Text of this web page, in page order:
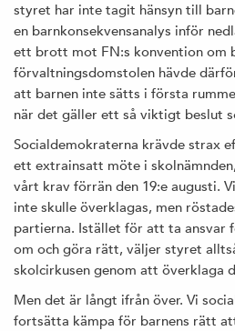
styret har inte tagit hänsyn till
en barnkonsekvensanalys inför
ett brott mot FN:s konvention om
förvaltningsdomstolen hävde
att barnen inte sätts i första
när det gäller ett så viktigt beslut
Socialdemokraterna krävde strax
ett extrainsatt möte i
vårt krav förrän den 19:e augusti.
inte skulle överklagas, men
partierna. Istället för att ta ansvar
om och göra rätt, väljer styret
skolcirkusen genom att överklaga
Men det är långt ifrån över. Vi
fortsätta kämpa för barnens rätt